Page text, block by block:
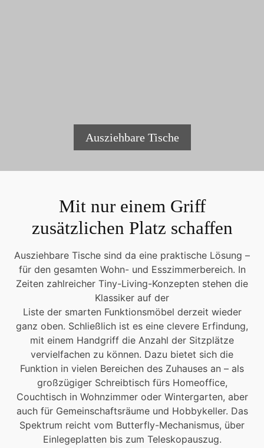
Ausziehbare Tische
Mit nur einem Griff
zusätzlichen Platz schaffen
Ausziehbare Tische sind da eine praktische Lösung –
für den gesamten Wohn- und Esszimmerbereich. In
Zeiten zahlreicher Tiny-Living-Konzepten stehen die
Klassiker auf der
Liste der smarten Funktionsmöbel derzeit wieder
ganz oben. Schließlich ist es eine clevere Erfindung,
mit einem Handgriff die Anzahl der Sitzplätze
vervielfachen zu können. Dazu bietet sich die
Funktion in vielen Bereichen des Zuhauses an – als
großzügiger Schreibtisch fürs Homeoffice,
Couchtisch in Wohnzimmer oder Wintergarten, aber
auch für Gemeinschaftsräume und Hobbykeller. Das
Spektrum reicht vom Butterfly-Mechanismus, über
Einlegeplatten bis zum Teleskopauszug.